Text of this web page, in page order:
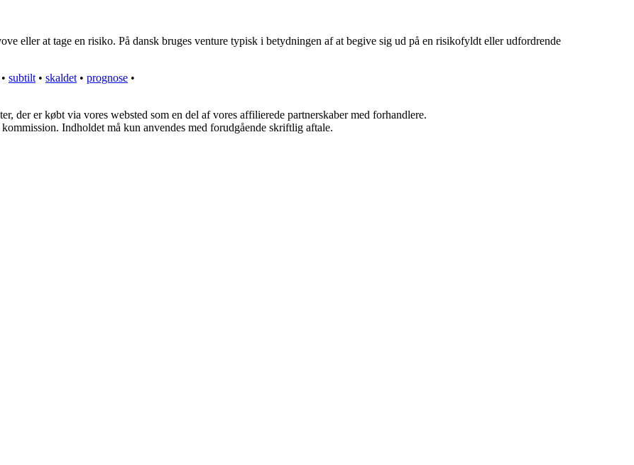
eller at tage en risiko. På dansk bruges venture typisk i betydningen af at begive sig ud på en risikofyldt eller udfordrende
• subtilt • skaldet • prognose •
der er købt via vores websted som en del af vores affilierede partnerskaber med forhandlere.
Indholdet må kun anvendes med forudgående skriftlig aftale.